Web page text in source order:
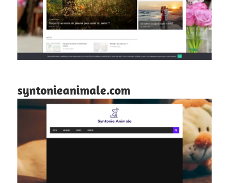
syntonieanimale.com